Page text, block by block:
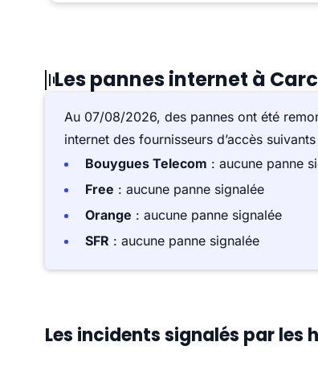
Les pannes internet à
Au 07/08/2026, des pannes ont été
internet des fournisseurs d’accès
Bouygues Telecom : aucune panne
Free : aucune panne signalée
Orange : aucune panne signalée
SFR : aucune panne signalée
Les incidents signalés par les